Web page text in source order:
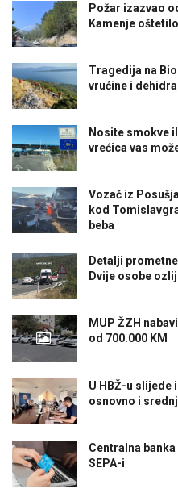
Požar izazvao
Kamenje
Tragedija na
vrućine i
Nosite smokve
vrećica vas
Vozač iz
kod
beba
Detalji
Dvije osobe
MUP ŽZH
od 700.000 KM
U HBŽ-u slijede
osnovno i
Centralna
SEPA-i